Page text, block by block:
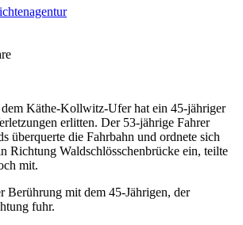
Käthe-Kollwitz-Ufer hat ein 45-jähriger
erlitten. Der 53-jährige Fahrer
überquerte die Fahrbahn und ordnete sich
Richtung Waldschlösschenbrücke ein, teilte
mit.
Berührung mit dem 45-Jährigen, der
fuhr.